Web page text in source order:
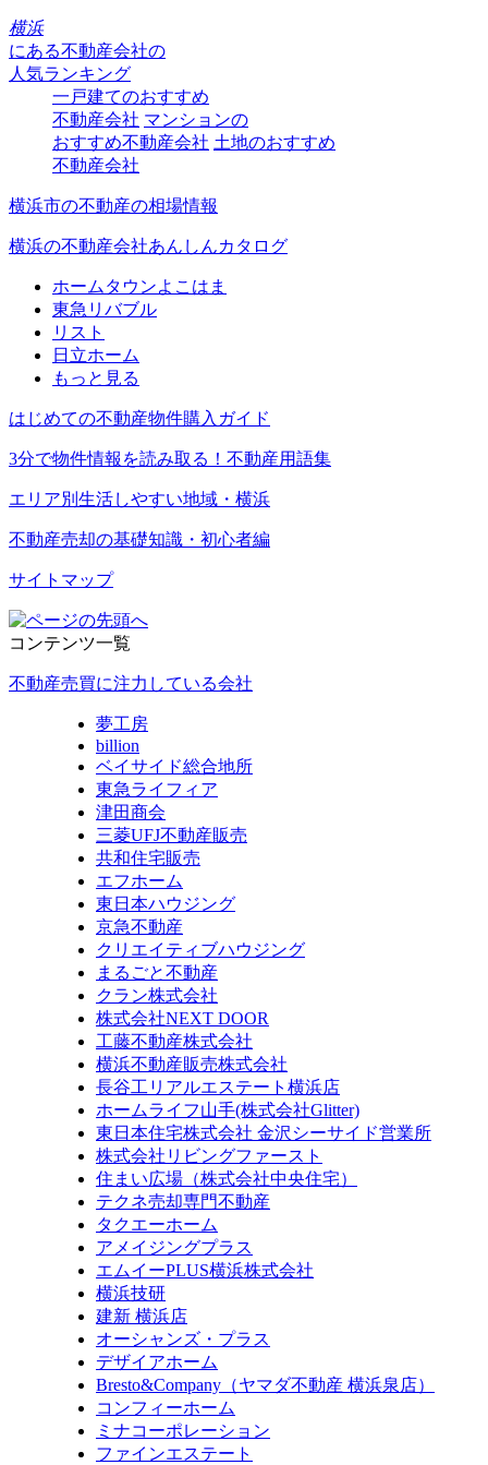
横浜
にある不動産会社の
人気ランキング
一戸建てのおすすめ
不動産会社 マンションの
おすすめ不動産会社 土地のおすすめ
不動産会社
横浜市の不動産の相場情報
横浜の不動産会社あんしんカタログ
ホームタウンよこはま
東急リバブル
リスト
日立ホーム
もっと見る
はじめての不動産物件購入ガイド
3分で物件情報を読み取る！不動産用語集
エリア別生活しやすい地域・横浜
不動産売却の基礎知識・初心者編
サイトマップ
コンテンツ一覧
不動産売買に注力している会社
夢工房
billion
ベイサイド総合地所
東急ライフィア
津田商会
三菱UFJ不動産販売
共和住宅販売
エフホーム
東日本ハウジング
京急不動産
クリエイティブハウジング
まるごと不動産
クラン株式会社
株式会社NEXT DOOR
工藤不動産株式会社
横浜不動産販売株式会社
長谷工リアルエステート横浜店
ホームライフ山手(株式会社Glitter)
東日本住宅株式会社 金沢シーサイド営業所
株式会社リビングファースト
住まい広場（株式会社中央住宅）
テクネ売却専門不動産
タクエーホーム
アメイジングプラス
エムイーPLUS横浜株式会社
横浜技研
建新 横浜店
オーシャンズ・プラス
デザイアホーム
Bresto&Company（ヤマダ不動産 横浜泉店）
コンフィーホーム
ミナコーポレーション
ファインエステート